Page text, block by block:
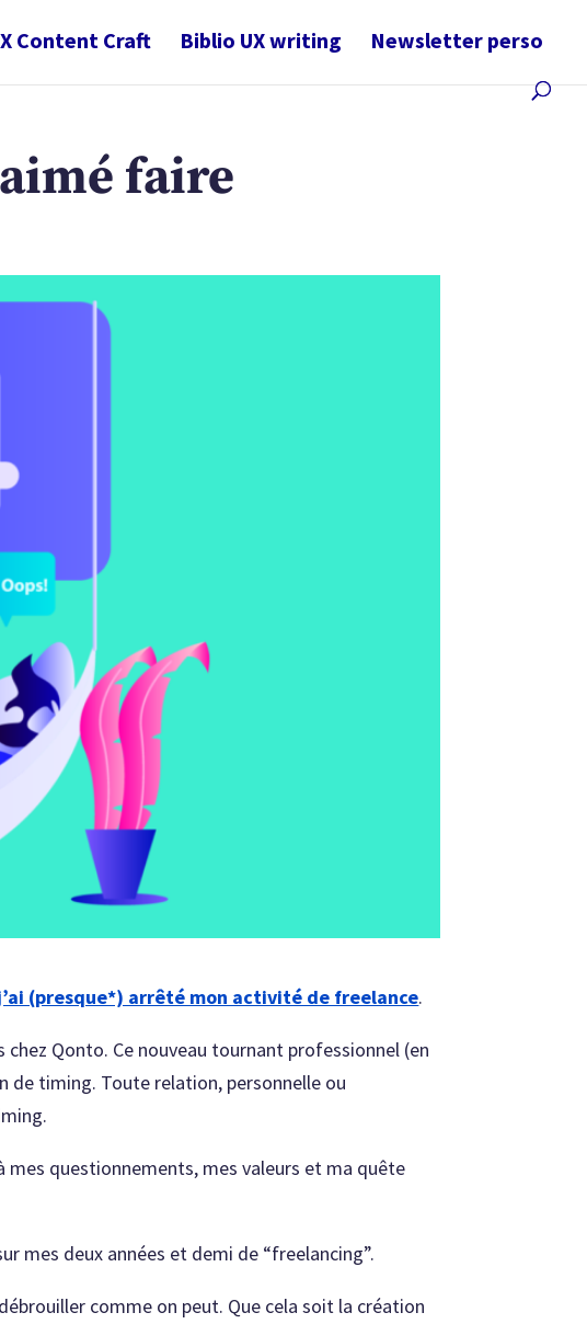
Content Craft Biblio UX writing Newsletter perso
faire
(presque*) arrêté mon activité de freelance.
Qonto. Ce nouveau tournant professionnel (en
de timing. Toute relation, personnelle ou
mes questionnements, mes valeurs et ma quête
mes deux années et demi de “freelancing”.
comme on peut. Que cela soit la création